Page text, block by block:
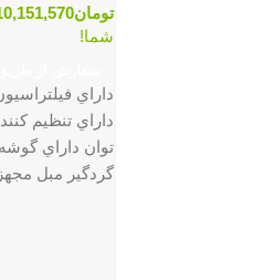
تومان
شما!
داراي
داراي تنظیم
توان داراي
گردگیر مبل